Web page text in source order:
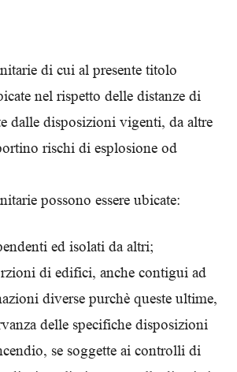
di cui al presente titolo
nel rispetto delle distanze di
dalle disposizioni vigenti, da altre
rischi di esplosione od
possono essere ubicate:
ed isolati da altri;
di edifici, anche contigui ad
diverse purchè queste ultime,
delle specifiche disposizioni
se soggette ai controlli di